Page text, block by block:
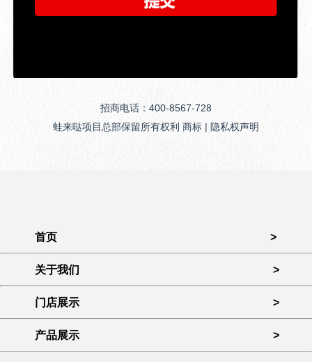
招商电话：400-8567-728
蛙来哒项目总部保留所有权利 商标 | 隐私权声明
首页 >
关于我们 >
门店展示 >
产品展示 >